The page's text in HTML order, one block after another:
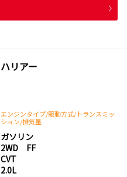
ハリアー
エンジンタイプ/駆動方式/トランスミッ
ション/排気量
ガソリン
2WD FF
CVT
2.0L